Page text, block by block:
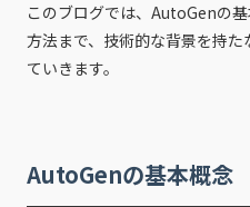
このブログでは、AutoGenの
方法まで、技術的な背景を持
ていきます。
AutoGenの基本概念